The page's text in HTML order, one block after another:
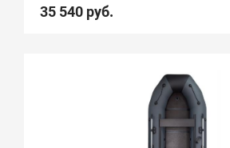
Диаметр баллона, см
Плотность ткани, г/м2
35 540 руб.